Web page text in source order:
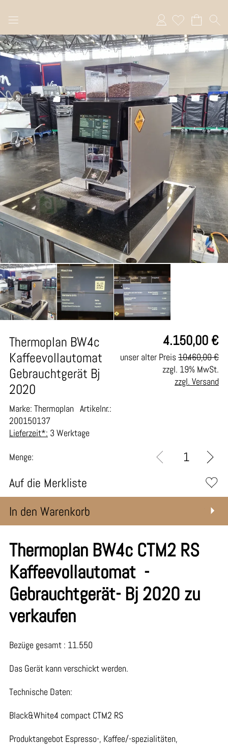
Anmelden
Zoom
4.150,00 €
Thermoplan BW4c
Kaffeevollautomat
Gebrauchtgerät Bj
2020
Marke: Thermoplan Artikelnr.:
200150137
Lieferzeit*: 3 Werktage
unser alter Preis10.460,00 €
zzgl. 19% MwSt.
zzgl. Versand
Menge:
Auf die Merkliste
In den Warenkorb
Thermoplan BW4c CTM2 RS
Kaffeevollautomat -
Gebrauchtgerät- Bj 2020 zu
verkaufen
Bezüge gesamt : 11.550
Das Gerät kann verschickt werden.
Technische Daten:
Black&White4 compact CTM2 RS
Produktangebot Espresso-, Kaffee/-spezialitäten,